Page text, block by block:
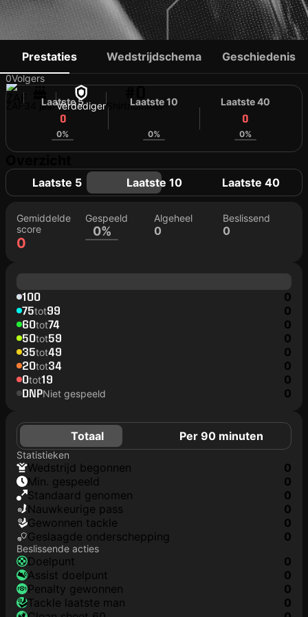
POGISO SANOKA
0Volgers
34 jaarVerdedigerShirtnummer
Prestaties Wedstrijdschema Geschiedenis
Laatste 5
0
0%
Laatste 10
0%
Laatste 40
0
0%
Laatste 5 Laatste 10 Laatste 40
Gemiddelde
score
0
Gespeeld
0%
Algeheel
0
Beslissend
0
100 0
75tot99 0
60tot74 0
50tot59 0
35tot49 0
20tot34 0
0tot19 0
DNPNiet gespeeld 0
Totaal Per 90 minuten
Statistieken
wedstrijd begonnen
0
min. gespeeld
0
Standaard genomen
0
nauwkeurige pass
0
gewonnen tackle
0
geslaagde onderschepping
0
Beslissende acties
doelpunt
0
assist doelpunt
0
penalty gewonnen
0
tackle laatste man
0